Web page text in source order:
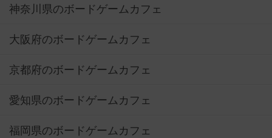
神奈川県のボードゲームカフェ
大阪府のボードゲームカフェ
京都府のボードゲームカフェ
愛知県のボードゲームカフェ
福岡県のボードゲームカフェ